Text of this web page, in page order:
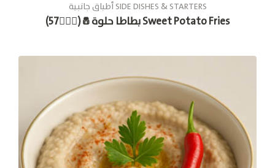
أطباق جانبية SIDE DISHES & STARTERS
بطاطا حلوة🧂(🚶🏽‍♂57) Sweet Potato Fries